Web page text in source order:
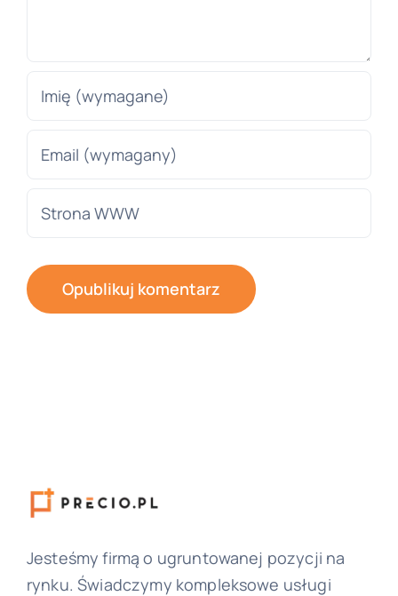
Jesteśmy firmą o ugruntowanej pozycji na
rynku. Świadczymy kompleksowe usługi